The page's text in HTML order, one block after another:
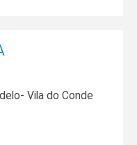
Vila do Conde